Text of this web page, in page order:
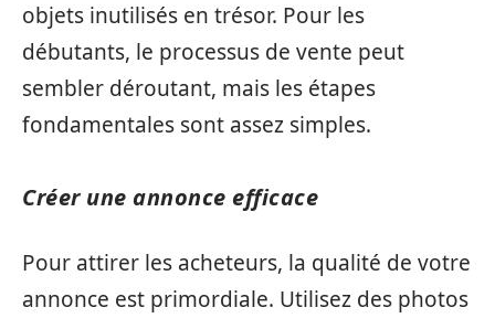
objets inutilisés en trésor. Pour les
débutants, le processus de vente peut
sembler déroutant, mais les étapes
fondamentales sont assez simples.
Créer une annonce efficace
Pour attirer les acheteurs, la qualité de votre
annonce est primordiale. Utilisez des photos